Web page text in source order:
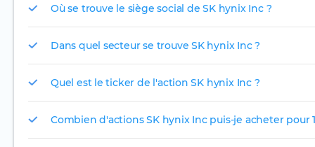
Où se trouve le siège social de SK hynix Inc ?
Dans quel secteur se trouve SK hynix Inc ?
Quel est le ticker de l'action SK hynix Inc ?
Combien d'actions SK hynix Inc puis-je acheter pour